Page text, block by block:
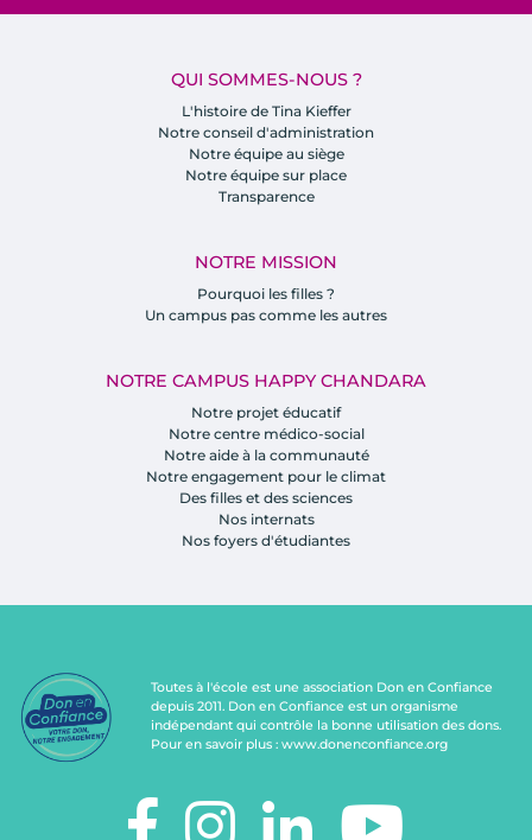
QUI SOMMES-NOUS ?
L'histoire de Tina Kieffer
Notre conseil d'administration
Notre équipe au siège
Notre équipe sur place
Transparence
NOTRE MISSION
Pourquoi les filles ?
Un campus pas comme les autres
NOTRE CAMPUS HAPPY CHANDARA
Notre projet éducatif
Notre centre médico-social
Notre aide à la communauté
Notre engagement pour le climat
Des filles et des sciences
Nos internats
Nos foyers d'étudiantes
Toutes à l'école est une association Don en Confiance
depuis 2011. Don en Confiance est un organisme
indépendant qui contrôle la bonne utilisation des dons.
Pour en savoir plus : www.donenconfiance.org